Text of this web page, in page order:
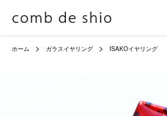
ホーム ガラスイヤリング ISAKOイヤリング